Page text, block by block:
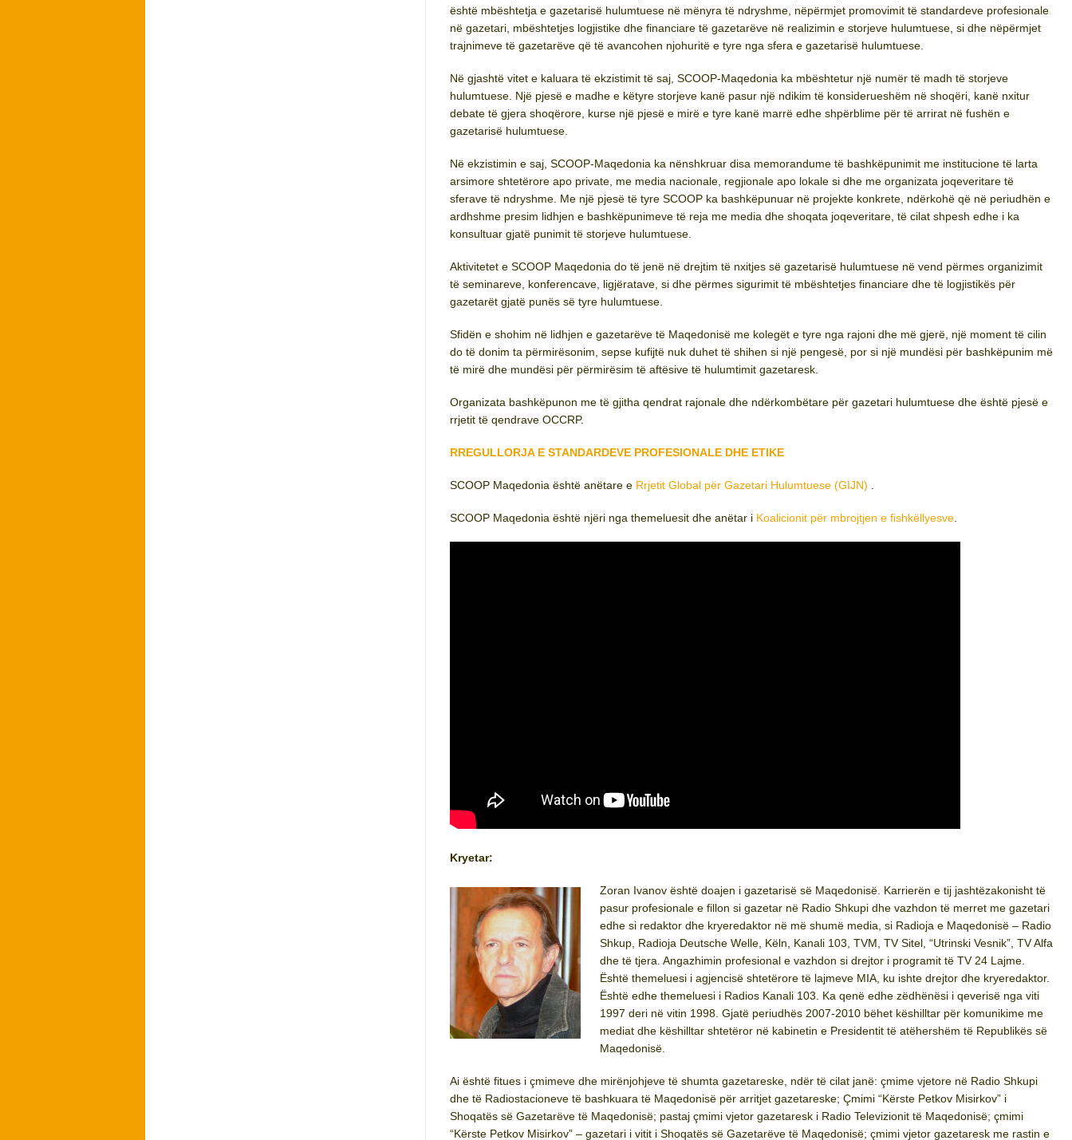
është mbështetja e gazetarisë hulumtuese në mënyra të ndryshme, nëpërmjet promovimit të standardeve profesionale
në gazetari, mbështetjes logjistike dhe financiare të gazetarëve në realizimin e storjeve hulumtuese, si dhe nëpërmjet
trajnimeve të gazetarëve që të avancohen njohuritë e tyre nga sfera e gazetarisë hulumtuese.
Në gjashtë vitet e kaluara të ekzistimit të saj, SCOOP-Maqedonia ka mbështetur një numër të madh të storjeve
hulumtuese. Një pjesë e madhe e këtyre storjeve kanë pasur një ndikim të konsiderueshëm në shoqëri, kanë nxitur
debate të gjera shoqërore, kurse një pjesë e mirë e tyre kanë marrë edhe shpërblime për të arrirat në fushën e
gazetarisë hulumtuese.
Në ekzistimin e saj, SCOOP-Maqedonia ka nënshkruar disa memorandume të bashkëpunimit me institucione të larta
arsimore shtetërore apo private, me media nacionale, regjionale apo lokale si dhe me organizata joqeveritare të
sferave të ndryshme. Me një pjesë të tyre SCOOP ka bashkëpunuar në projekte konkrete, ndërkohë që në periudhën e
ardhshme presim lidhjen e bashkëpunimeve të reja me media dhe shoqata joqeveritare, të cilat shpesh edhe i ka
konsultuar gjatë punimit të storjeve hulumtuese.
Aktivitetet e SCOOP Maqedonia do të jenë në drejtim të nxitjes së gazetarisë hulumtuese në vend përmes organizimit
të seminareve, konferencave, ligjëratave, si dhe përmes sigurimit të mbështetjes financiare dhe të logjistikës për
gazetarët gjatë punës së tyre hulumtuese.
Sfidën e shohim në lidhjen e gazetarëve të Maqedonisë me kolegët e tyre nga rajoni dhe më gjerë, një moment të cilin
do të donim ta përmirësonim, sepse kufijtë nuk duhet të shihen si një pengesë, por si një mundësi për bashkëpunim më
të mirë dhe mundësi për përmirësim të aftësive të hulumtimit gazetaresk.
Organizata bashkëpunon me të gjitha qendrat rajonale dhe ndërkombëtare për gazetari hulumtuese dhe është pjesë e
rrjetit të qendrave OCCRP.
RREGULLORJA E STANDARDEVE PROFESIONALE DHE ETIKE
SCOOP Maqedonia është anëtare e Rrjetit Global për Gazetari Hulumtuese (GIJN)
SCOOP Maqedonia është njëri nga themeluesit dhe anëtar i Koalicionit për mbrojtjen e fishkëllyesve.
Kryetar:
Zoran Ivanov është doajen i gazetarisë së Maqedonisë. Karrierën e tij jashtëzakonisht të
pasur profesionale e fillon si gazetar në Radio Shkupi dhe vazhdon të merret me gazetari
edhe si redaktor dhe kryeredaktor në më shumë media, si Radioja e Maqedonisë – Radio
Shkup, Radioja Deutsche Welle, Këln, Kanali 103, TVM, TV Sitel, “Utrinski Vesnik”, TV Alfa
dhe të tjera. Angazhimin profesional e vazhdon si drejtor i programit të TV 24 Lajme.
Është themeluesi i agjencisë shtetërore të lajmeve MIA, ku ishte drejtor dhe kryeredaktor.
Është edhe themeluesi i Radios Kanali 103. Ka qenë edhe zëdhënësi i qeverisë nga viti
1997 deri në vitin 1998. Gjatë periudhës 2007-2010 bëhet këshilltar për komunikime me
mediat dhe këshilltar shtetëror në kabinetin e Presidentit të atëhershëm të Republikës së
Maqedonisë.
Ai është fitues i çmimeve dhe mirënjohjeve të shumta gazetareske, ndër të cilat janë: çmime vjetore në Radio Shkupi
dhe të Radiostacioneve të bashkuara të Maqedonisë për arritjet gazetareske; Çmimi “Kërste Petkov Misirkov” i
Shoqatës së Gazetarëve të Maqedonisë; pastaj çmimi vjetor gazetaresk i Radio Televizionit të Maqedonisë; çmimi
“Kërste Petkov Misirkov” – gazetari i vitit i Shoqatës së Gazetarëve të Maqedonisë; çmimi vjetor gazetaresk me rastin e